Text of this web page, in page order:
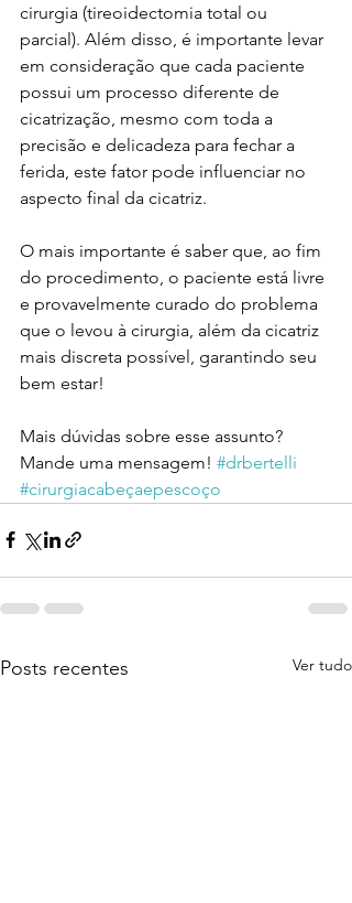
cirurgia (tireoidectomia total ou
parcial). Além disso, é importante levar
em consideração que cada paciente
possui um processo diferente de
cicatrização, mesmo com toda a
precisão e delicadeza para fechar a
ferida, este fator pode influenciar no
aspecto final da cicatriz.
O mais importante é saber que, ao fim
do procedimento, o paciente está livre
e provavelmente curado do problema
que o levou à cirurgia, além da cicatriz
mais discreta possível, garantindo seu
bem estar!
Mais dúvidas sobre esse assunto?
Mande uma mensagem! #drbertelli
#cirurgiacabeçaepescoço
Posts recentes Ver tudo